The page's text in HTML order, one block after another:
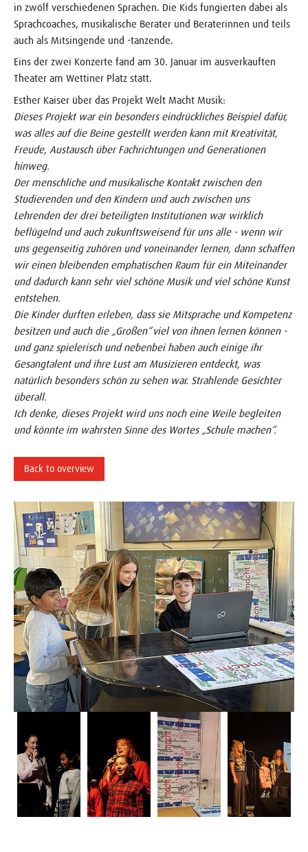
in zwölf verschiedenen Sprachen. Die Kids fungierten dabei als
Sprachcoaches, musikalische Berater und Beraterinnen und teils
auch als Mitsingende und -tanzende.
Eins der zwei Konzerte fand am 30. Januar im ausverkauften
Theater am Wettiner Platz statt.
Esther Kaiser über das Projekt Welt Macht Musik:
Dieses Projekt war ein besonders eindrückliches Beispiel dafür,
was alles auf die Beine gestellt werden kann mit Kreativität,
Freude, Austausch über Fachrichtungen und Generationen
hinweg.
Der menschliche und musikalische Kontakt zwischen den
Studierenden und den Kindern und auch zwischen uns
Lehrenden der drei beteiligten Institutionen war wirklich
beflügelnd und auch zukunftsweisend für uns alle - wenn wir
uns gegenseitig zuhören und voneinander lernen, dann schaffen
wir einen bleibenden emphatischen Raum für ein Miteinander
und dadurch kann sehr viel schöne Musik und viel schöne Kunst
entstehen.
Die Kinder durften erleben, dass sie Mitsprache und Kompetenz
besitzen und auch die „Großen“ viel von ihnen lernen können -
und ganz spielerisch und nebenbei haben auch einige ihr
Gesangtalent und ihre Lust am Musizieren entdeckt, was
natürlich besonders schön zu sehen war. Strahlende Gesichter
überall.
Ich denke, dieses Projekt wird uns noch eine Weile begleiten
und könnte im wahrsten Sinne des Wortes „Schule machen“.
Back to overview